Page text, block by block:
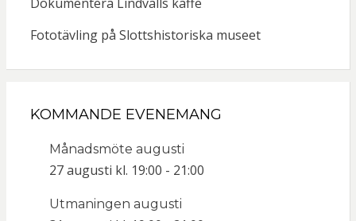
Fototävling på Slottshistoriska museet
KOMMANDE EVENEMANG
Månadsmöte augusti
27 augusti kl. 19:00 - 21:00
Utmaningen augusti